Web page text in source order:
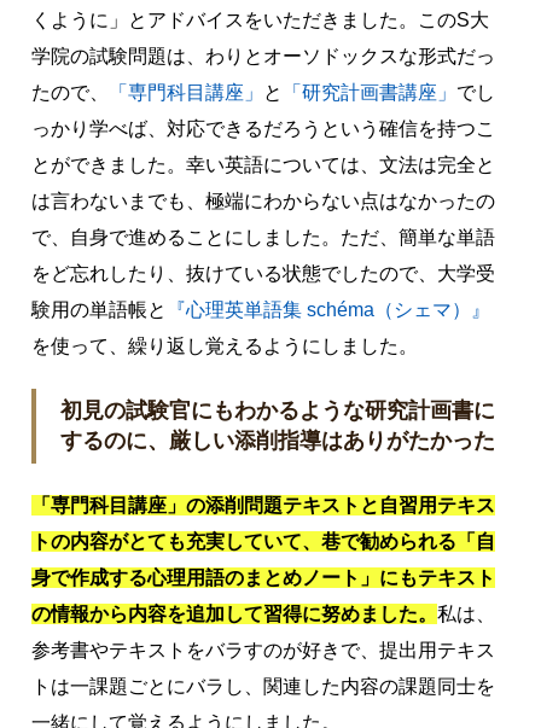
くように」とアドバイスをいただきました。このS大
学院の試験問題は、わりとオーソドックスな形式だっ
たので、
「専門科目講座」 と 「研究計画書講座」 でし
っかり学べば、対応できるだろうという確信を持つこ
とができました。幸い英語については、文法は完全と
は言わないまでも、極端にわからない点はなかったの
で、自身で進めることにしました。ただ、簡単な単語
をど忘れしたり、抜けている状態でしたので、大学受
験用の単語帳と
『心理英単語集 schéma（シェマ）』
を使って、繰り返し覚えるようにしました。
初見の試験官にもわかるような研究計画書に
するのに、厳しい添削指導はありがたかった
「専門科目講座」の添削問題テキストと自習用テキス
トの内容がとても充実していて、巷で勧められる「自
身で作成する心理用語のまとめノート」にもテキスト
の情報から内容を追加して習得に努めました。 私は、
参考書やテキストをバラすのが好きで、提出用テキス
トは一課題ごとにバラし、関連した内容の課題同士を
一緒にして覚えるようにしました。